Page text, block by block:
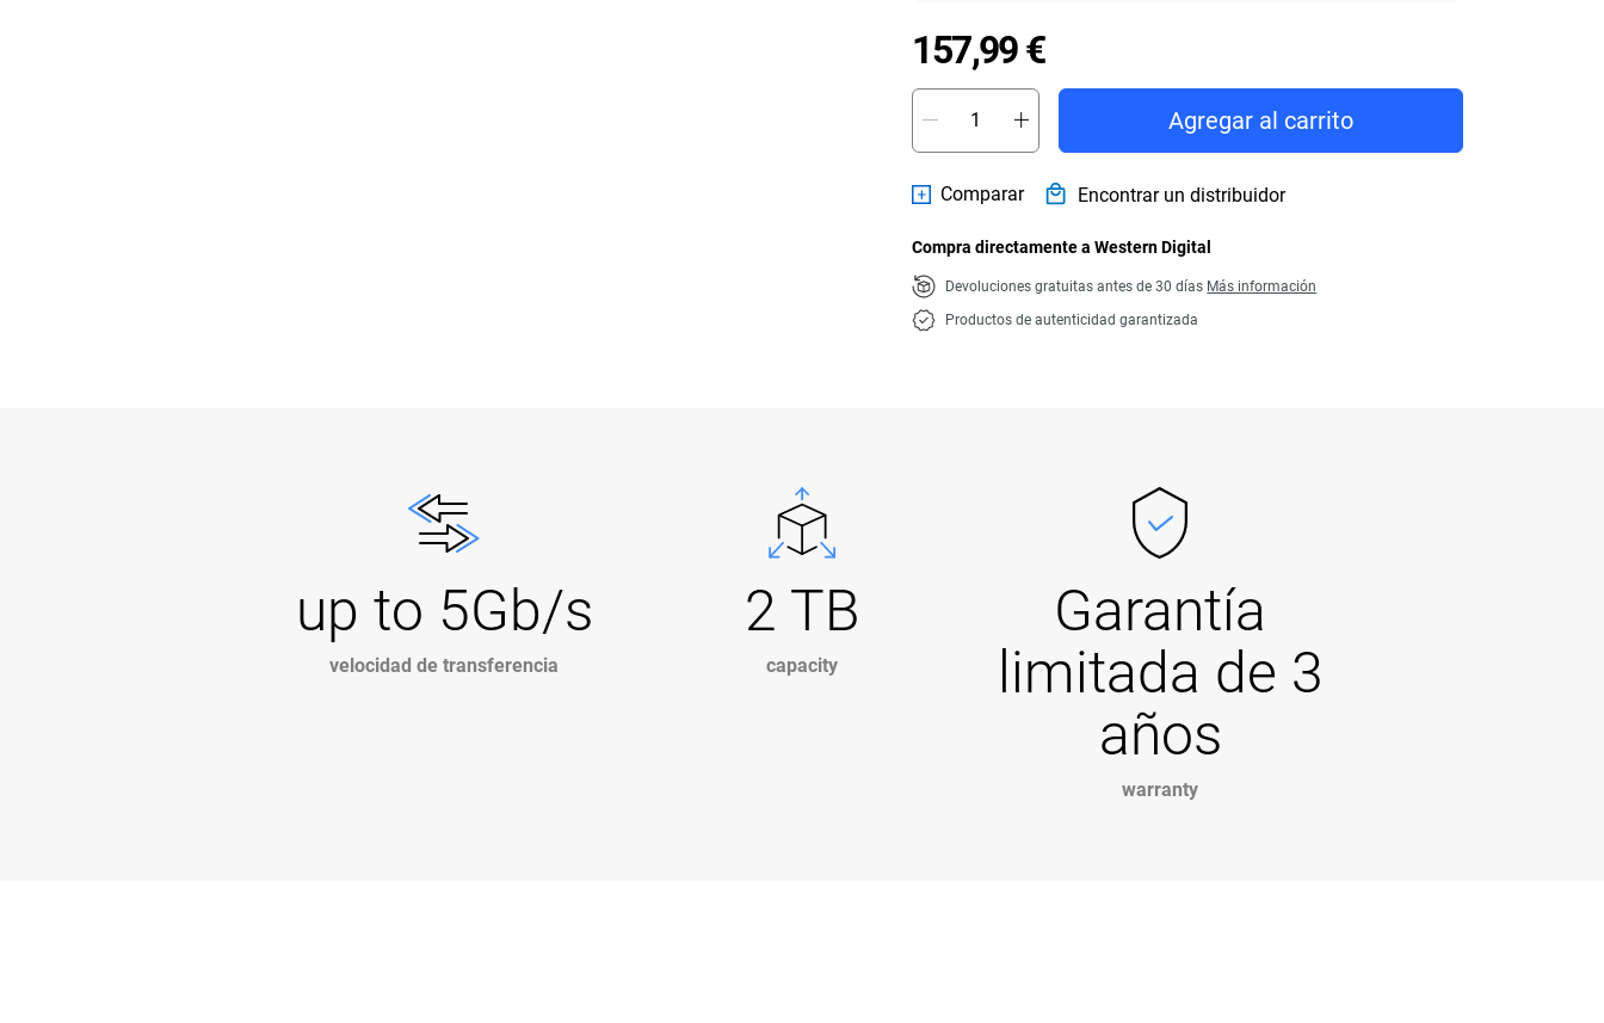
157,99 €Price 157,99 €
Agregar al carrito
Comparar Encontrar un distribuidor
Compra directamente a Western Digital
Devoluciones gratuitas antes de 30 días Más información
Productos de autenticidad garantizada
up to 5Gb/s
velocidad de transferencia
2 TB
capacity
Garantía
limitada de 3
años
warranty